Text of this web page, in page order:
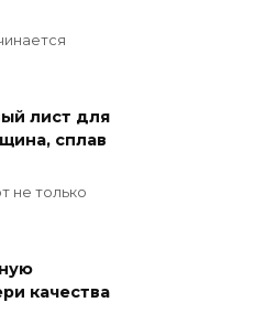
лист для
сплав
не только
качества